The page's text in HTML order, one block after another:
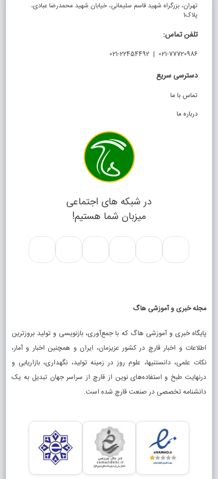
تهران، بزرگراه شهید قاسم سلیمانی، خیابان شهید محمدرضا عبادی،
پلاک1
تلفن تماس:
021-77720986 | 021-22454492
دسترسی سریع
تماس با ما
درباره ما
در شبکه های اجتماعی
میزبان شما هستیم!
مجله خبری و آموزشی هاگ
پایگاه خبری و آموزشی هاگ که با جمع‌آوری، بازنویسی و تولید بروزترین
اطلاعات و اخبار قارچ در کشور عزیزمان، ایران و همچنین اخبار و آمار،
نکات علمی، دانستنیها، علوم روز در زمینه تولید، نگهداری، بازاریابی و
درنهایت طبخ و استفاده‌های نوین از قارچ از سراسر جهان تبدیل به یک
دانشنامه تخصصی در صنعت قارچ شده است.